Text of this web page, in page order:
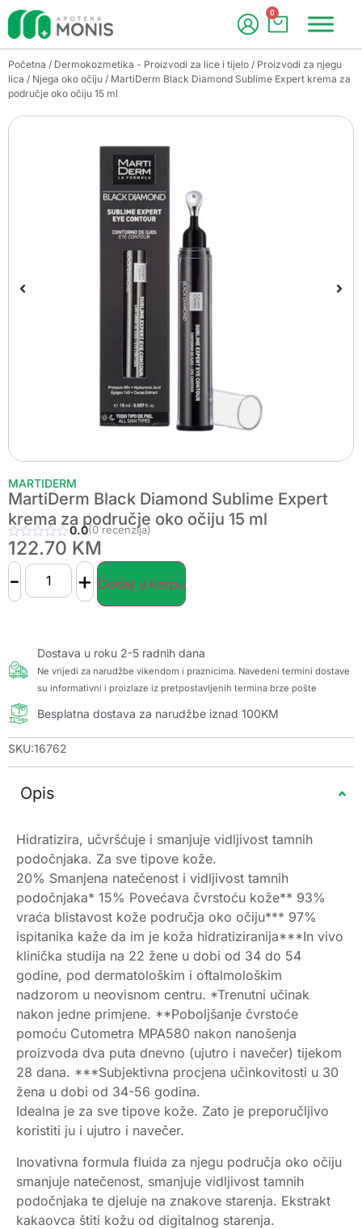
0
Početna / Dermokozmetika - Proizvodi za lice i tijelo / Proizvodi za njegu
lica / Njega oko očiju / MartiDerm Black Diamond Sublime Expert krema za
područje oko očiju 15 ml
MARTIDERM
MartiDerm Black Diamond Sublime Expert
krema za područje oko očiju 15 ml
0.0(0 recenzija)
122.70 KM
- + Dodaj u korpu
Dostava u roku 2-5 radnih dana
Ne vrijedi za narudžbe vikendom i praznicima. Navedeni termini dostave
su informativni i proizlaze iz pretpostavljenih termina brze pošte
Besplatna dostava za narudžbe iznad 100KM
SKU:16762
Opis
Hidratizira, učvršćuje i smanjuje vidljivost tamnih
podočnjaka. Za sve tipove kože.
20% Smanjena natečenost i vidljivost tamnih
podočnjaka* 15% Povećava čvrstoću kože** 93%
vraća blistavost kože područja oko očiju*** 97%
ispitanika kaže da im je koža hidratiziranija***In vivo
klinička studija na 22 žene u dobi od 34 do 54
godine, pod dermatološkim i oftalmološkim
nadzorom u neovisnom centru. *Trenutni učinak
nakon jedne primjene. **Poboljšanje čvrstoće
pomoću Cutometra MPA580 nakon nanošenja
proizvoda dva puta dnevno (ujutro i navečer) tijekom
28 dana. ***Subjektivna procjena učinkovitosti u 30
žena u dobi od 34-56 godina.
Idealna je za sve tipove kože. Zato je preporučljivo
koristiti ju i ujutro i navečer.
Inovativna formula fluida za njegu područja oko očiju
smanjuje natečenost, smanjuje vidljivost tamnih
podočnjaka te djeluje na znakove starenja. Ekstrakt
kakaovca štiti kožu od digitalnog starenja.